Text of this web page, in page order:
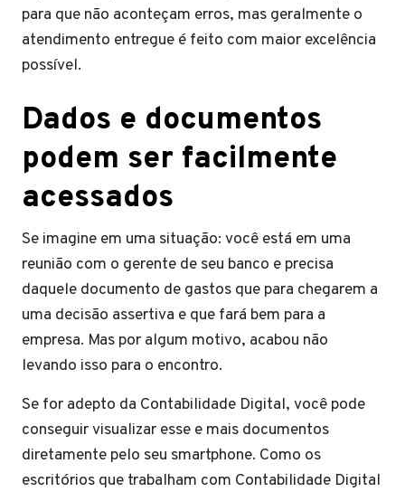
para que não aconteçam erros, mas geralmente o
atendimento entregue é feito com maior excelência
possível.
Dados e documentos
podem ser facilmente
acessados
Se imagine em uma situação: você está em uma
reunião com o gerente de seu banco e precisa
daquele documento de gastos que para chegarem a
uma decisão assertiva e que fará bem para a
empresa. Mas por algum motivo, acabou não
levando isso para o encontro.
Se for adepto da Contabilidade Digital, você pode
conseguir visualizar esse e mais documentos
diretamente pelo seu smartphone. Como os
escritórios que trabalham com Contabilidade Digital